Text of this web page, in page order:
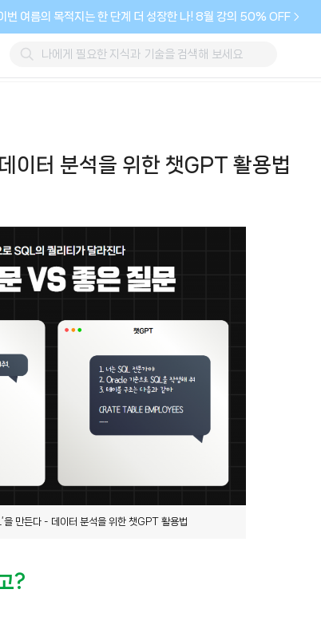
번 여름의 목적지는 한 단계 더 성장한 나! 8월 강의 50% OFF
이터 분석을 위한 챗GPT 활용법
을 만든다 - 데이터 분석을 위한 챗GPT 활용법
?